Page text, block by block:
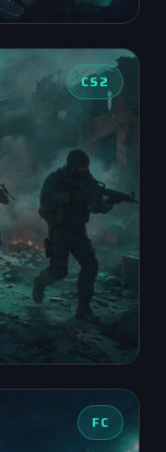
CS2
FC